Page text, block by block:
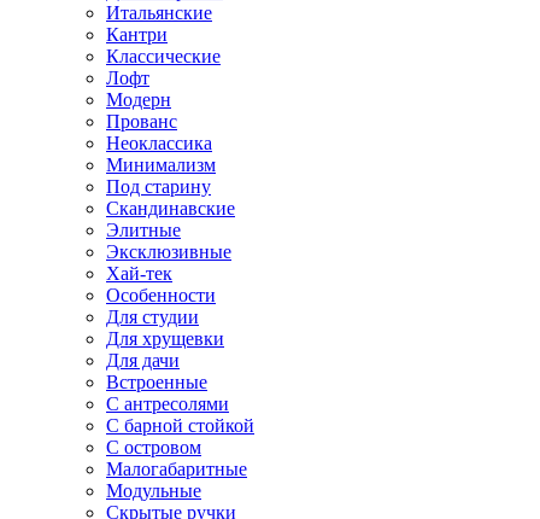
Итальянские
Кантри
Классические
Лофт
Модерн
Прованс
Неоклассика
Минимализм
Под старину
Скандинавские
Элитные
Эксклюзивные
Хай-тек
Особенности
Для студии
Для хрущевки
Для дачи
Встроенные
С антресолями
С барной стойкой
С островом
Малогабаритные
Модульные
Скрытые ручки